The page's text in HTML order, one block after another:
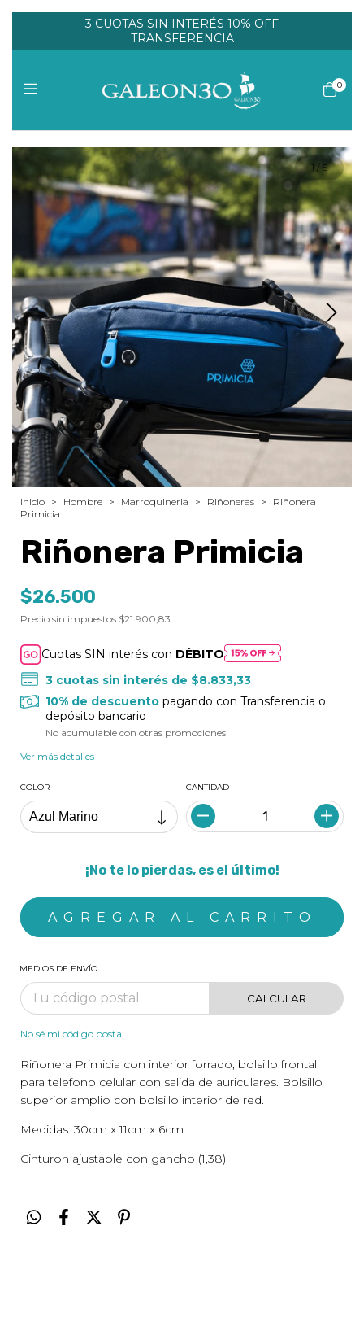
3 CUOTAS SIN INTERÉS 10% OFF
TRANSFERENCIA
0
1 / 5
Inicio > Hombre > Marroquineria > Riñoneras >
Riñonera
Primicia
Riñonera Primicia
$26.500
Precio sin impuestos $21.900,83
Cuotas SIN interés con DÉBITO
3 cuotas sin interés de $8.833,33
10% de descuento pagando con Transferencia o
depósito bancario
No acumulable con otras promociones
Ver más detalles
COLOR CANTIDAD
¡No te lo pierdas, es el último!
MEDIOS DE ENVÍO
CALCULAR
No sé mi código postal
Riñonera Primicia con interior forrado, bolsillo frontal
para telefono celular con salida de auriculares. Bolsillo
superior amplio con bolsillo interior de red.
Medidas: 30cm x 11cm x 6cm
Cinturon ajustable con gancho (1,38)